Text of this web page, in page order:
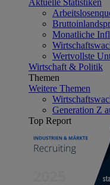
Monatliche
Wertvollste
Wirtschaft & Politik
Themen
Weitere Themen
Generation Z
Top Report